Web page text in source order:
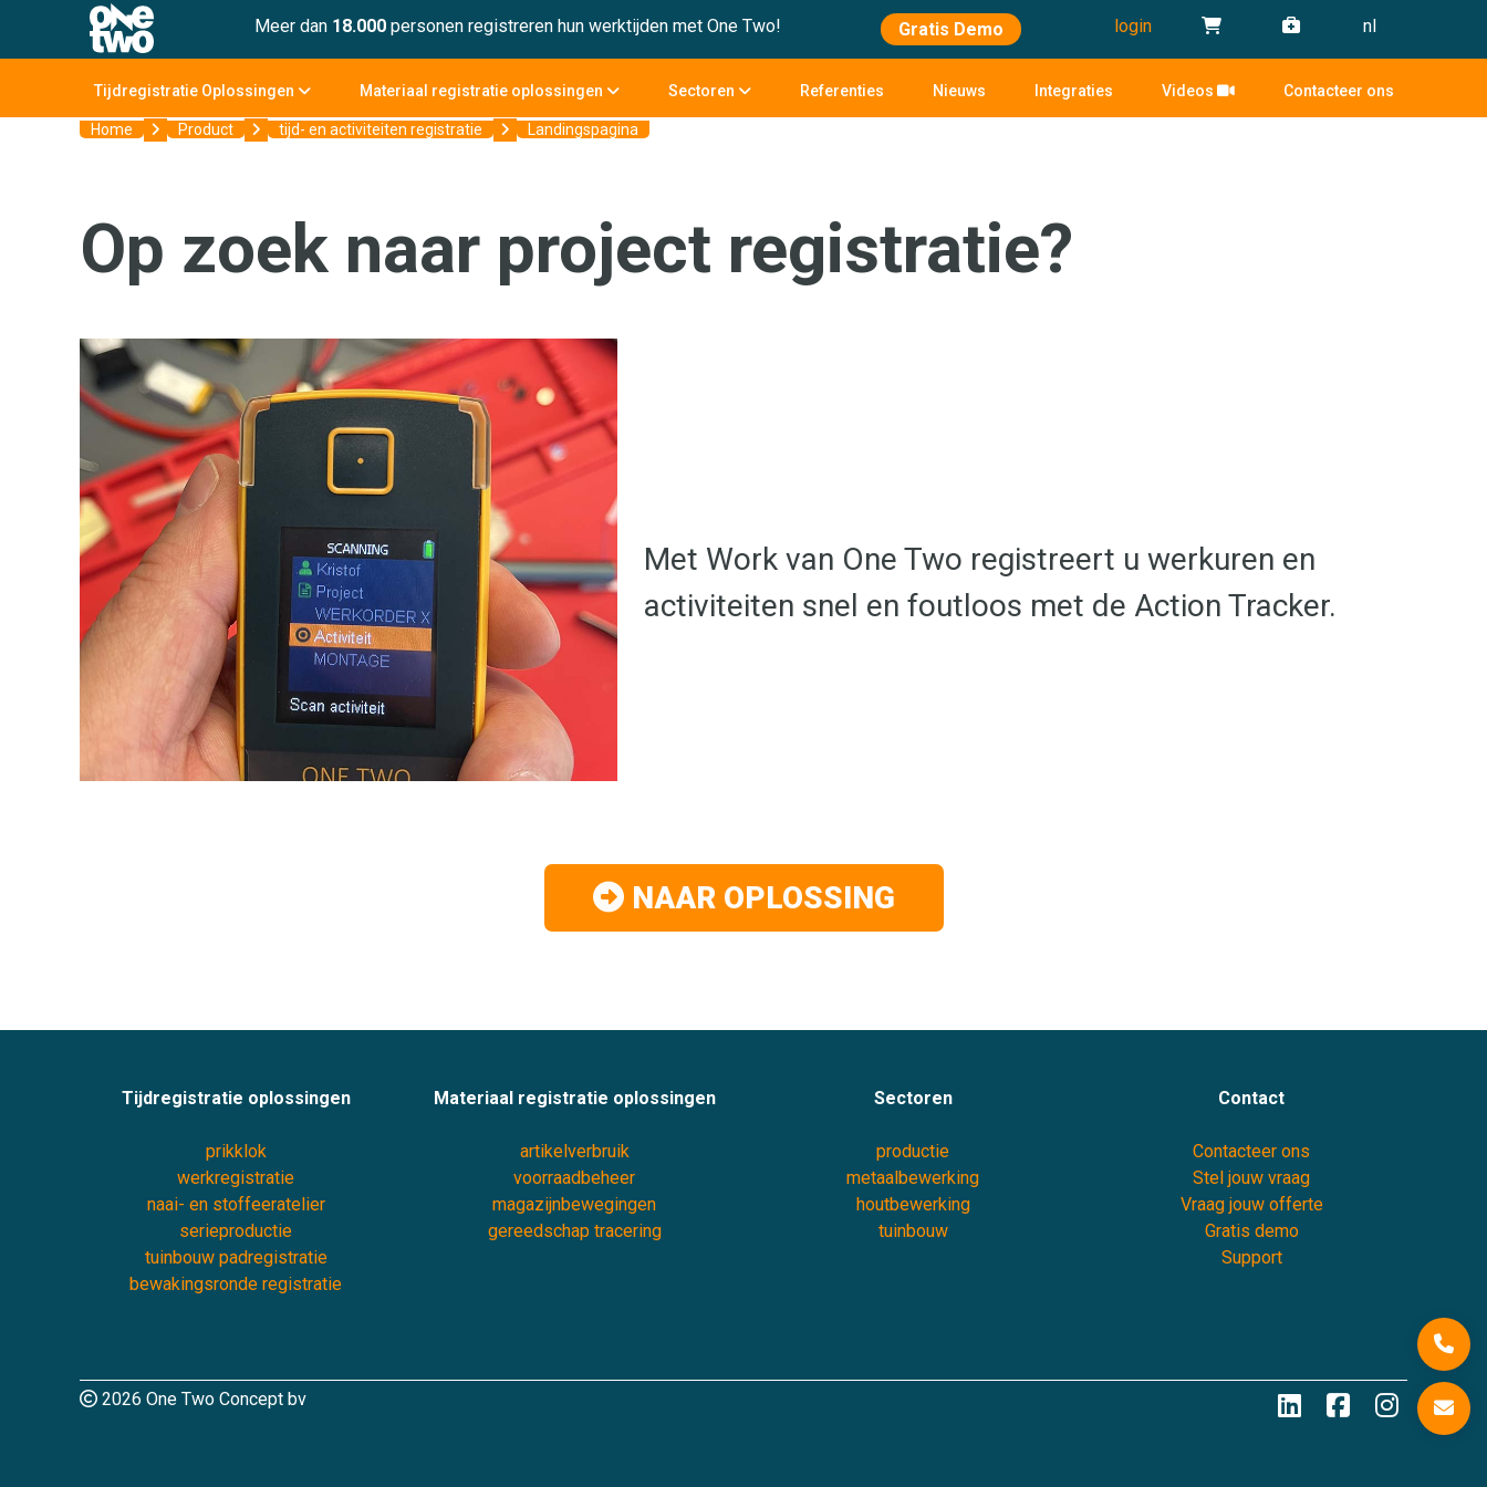
Meer dan 18.000 personen registreren hun werktijden met One Two! Gratis Demo login nl
Tijdregistratie Oplossingen Materiaal registratie oplossingen Sectoren Referenties Nieuws Integraties Videos Contacteer ons
Home Product tijd- en activiteiten registratie Landingspagina
Op zoek naar project registratie?
Met Work van One Two registreert u werkuren en
activiteiten snel en foutloos met de Action Tracker.
NAAR OPLOSSING
Tijdregistratie oplossingen
prikklok
werkregistratie
naai- en stoffeeratelier
serieproductie
tuinbouw padregistratie
bewakingsronde registratie
Materiaal registratie oplossingen
artikelverbruik
voorraadbeheer
magazijnbewegingen
gereedschap tracering
Sectoren
productie
metaalbewerking
houtbewerking
tuinbouw
Contact
Contacteer ons
Stel jouw vraag
Vraag jouw offerte
Gratis demo
Support
2026 One Two Concept bv